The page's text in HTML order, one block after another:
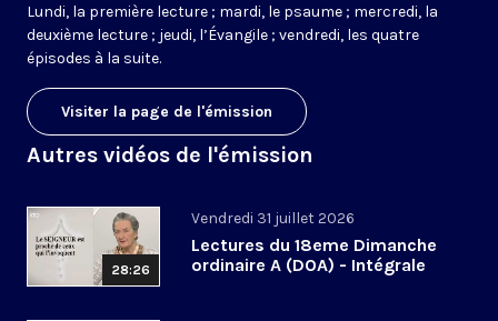
Lundi, la première lecture ; mardi, le psaume ; mercredi, la
deuxième lecture ; jeudi, l’Évangile ; vendredi, les quatre
épisodes à la suite.
Visiter la page de l'émission
Autres vidéos de l'émission
28:26
Vendredi 31 juillet 2026
Lectures du 18eme Dimanche
ordinaire A (DOA) - Intégrale